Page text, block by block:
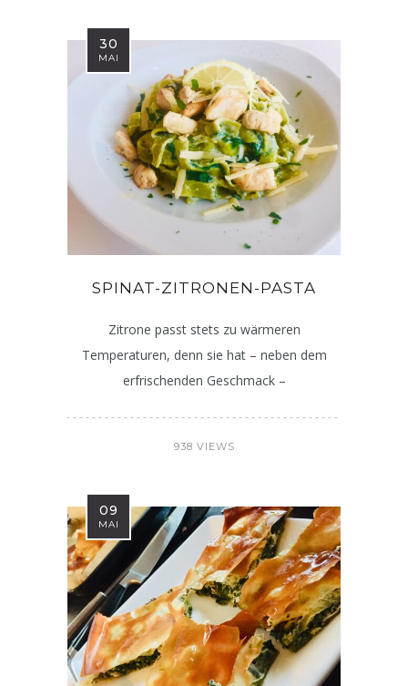
30
MAI
SPINAT-ZITRONEN-PASTA
Zitrone passt stets zu wärmeren
Temperaturen, denn sie hat – neben dem
erfrischenden Geschmack –
938 VIEWS
09
MAI